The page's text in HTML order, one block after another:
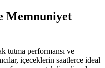
Memnuniyet
tutma performansı ve
içeceklerin saatlerce ideal